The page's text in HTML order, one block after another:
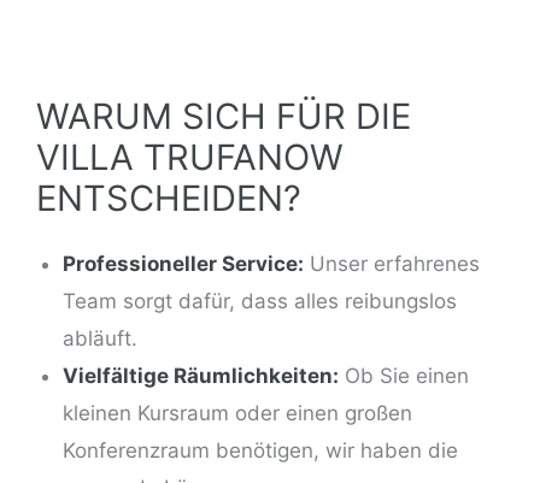
WARUM SICH FÜR DIE
VILLA TRUFANOW
ENTSCHEIDEN?
Professioneller Service: Unser erfahrenes
Team sorgt dafür, dass alles reibungslos
abläuft.
Vielfältige Räumlichkeiten: Ob Sie einen
kleinen Kursraum oder einen großen
Konferenzraum benötigen, wir haben die